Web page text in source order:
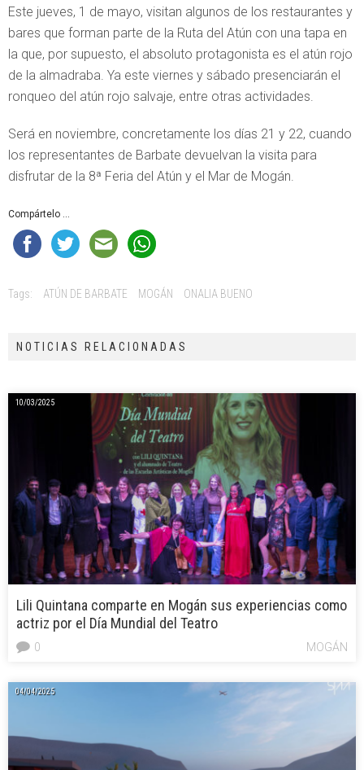
Este jueves, 1 de mayo, visitan algunos de los restaurantes y
bares que forman parte de la Ruta del Atún con una tapa en
la que, por supuesto, el absoluto protagonista es el atún rojo
de la almadraba. Ya este viernes y sábado presenciarán el
ronqueo del atún rojo salvaje, entre otras actividades.
Será en noviembre, concretamente los días 21 y 22, cuando
los representantes de Barbate devuelvan la visita para
disfrutar de la 8ª Feria del Atún y el Mar de Mogán.
Compártelo ...
Tags: ATÚN DE BARBATE MOGÁN ONALIA BUENO
NOTICIAS RELACIONADAS
10/03/2025
Lili Quintana comparte en Mogán sus experiencias como
actriz por el Día Mundial del Teatro
MOGÁN
0
04/04/2025